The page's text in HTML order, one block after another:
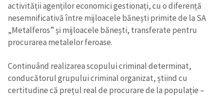
activității agenților economici gestionați, cu o diferență
nesemnificativă între mijloacele bănești primite de la SA
„Metalferos” și mijloacele bănești, transferate pentru
procurarea metalelor feroase.
Continuând realizarea scopului criminal determinat,
conducătorul grupului criminal organizat, știind cu
certitudine că prețul real de procurare de la populație –